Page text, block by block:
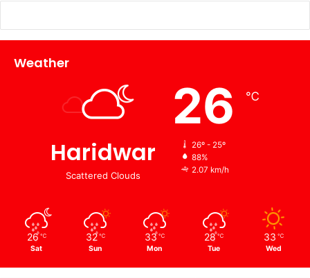
Weather
Haridwar
Scattered Clouds
26 ℃
26º - 25º
88%
2.07 km/h
26 ℃
Sat
32 ℃
Sun
33 ℃
Mon
28 ℃
Tue
33 ℃
Wed